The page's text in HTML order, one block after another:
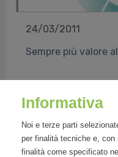
24/03/2011
Sempre più valore
Document
Valentina Turi, Xavier
Informativa
Noi e terze parti
per finalità tecniche e,
finalità come specificato